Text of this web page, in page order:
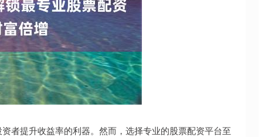
者提升收益率的利器。然而，选择专业的股票配资平台至